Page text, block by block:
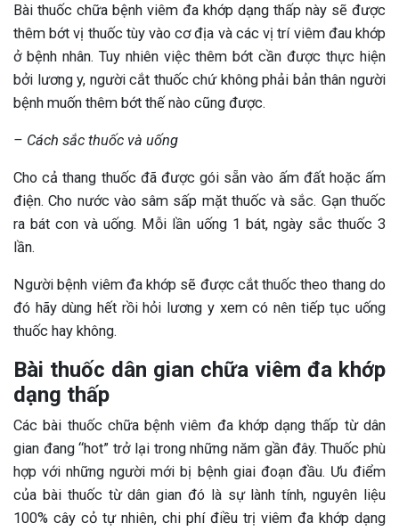
Bài thuốc chữa bệnh viêm đa khớp dạng thấp này sẽ được
thêm bớt vị thuốc tùy vào cơ địa và các vị trí viêm đau khớp
ở bệnh nhân. Tuy nhiên việc thêm bớt cần được thực hiện
bởi lương y, người cắt thuốc chứ không phải bản thân người
bệnh muốn thêm bớt thế nào cũng được.
– Cách sắc thuốc và uống
Cho cả thang thuốc đã được gói sẵn vào ấm đất hoặc ấm
điện. Cho nước vào sâm sấp mặt thuốc và sắc. Gạn thuốc
ra bát con và uống. Mỗi lần uống 1 bát, ngày sắc thuốc 3
lần.
Người bệnh viêm đa khớp sẽ được cắt thuốc theo thang do
đó hãy dùng hết rồi hỏi lương y xem có nên tiếp tục uống
thuốc hay không.
Bài thuốc dân gian chữa viêm đa khớp
dạng thấp
Các bài thuốc chữa bệnh viêm đa khớp dạng thấp từ dân
gian đang “hot” trở lại trong những năm gần đây. Thuốc phù
hợp với những người mới bị bệnh giai đoạn đầu. Ưu điểm
của bài thuốc từ dân gian đó là sự lành tính, nguyên liệu
100% cây cỏ tự nhiên, chi phí điều trị viêm đa khớp dạng